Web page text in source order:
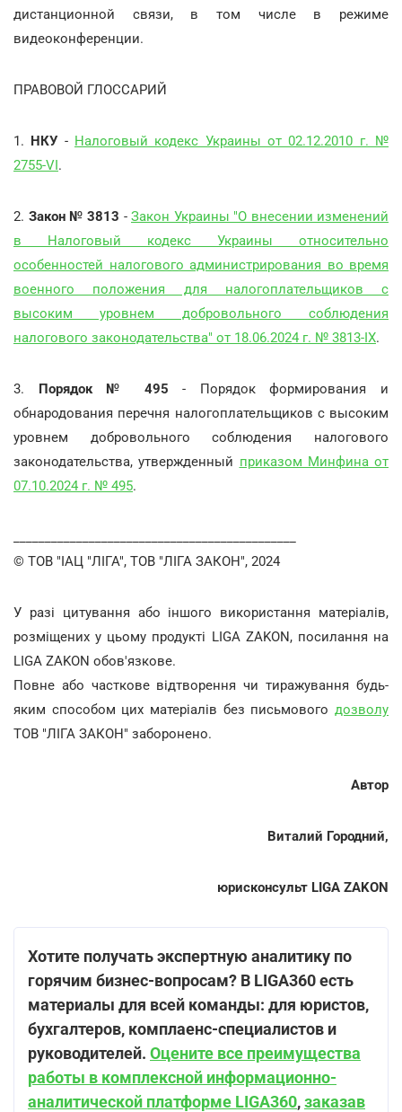
дистанционной связи, в том числе в режиме
видеоконференции.
ПРАВОВОЙ ГЛОССАРИЙ
1. НКУ - Налоговый кодекс Украины от 02.12.2010 г. №
2755-VI.
2. Закон № 3813 - Закон Украины "О внесении изменений
в Налоговый кодекс Украины относительно
особенностей налогового администрирования во время
военного положения для налогоплательщиков с
высоким уровнем добровольного соблюдения
налогового законодательства" от 18.06.2024 г. № 3813-IX.
3. Порядок № 495 - Порядок формирования и
обнародования перечня налогоплательщиков с высоким
уровнем добровольного соблюдения налогового
законодательства, утвержденный приказом Минфина от
07.10.2024 г. № 495.
© ТОВ "ІАЦ "ЛІГА", ТОВ "ЛІГА ЗАКОН", 2024
У разі цитування або іншого використання матеріалів,
розміщених у цьому продукті LIGA ZAKON, посилання на
LIGA ZAKON обов'язкове.
Повне або часткове відтворення чи тиражування будь-
яким способом цих матеріалів без письмового дозволу
ТОВ "ЛІГА ЗАКОН" заборонено.
Автор
Виталий Городний,
юрисконсульт LIGA ZAKON
Хотите получать экспертную аналитику по
горячим бизнес-вопросам? В LIGA360 есть
материалы для всей команды: для юристов,
бухгалтеров, комплаенс-специалистов и
руководителей. Оцените все преимущества
работы в комплексной информационно-
аналитической платформе LIGA360,заказав